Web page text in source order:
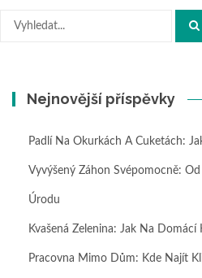
Hledat:
Nejnovější příspěvky
Padlí Na Okurkách A Cuketách:
Vyvýšený Záhon Svépomocně:
Úrodu
Kvašená Zelenina: Jak Na Domácí
Pracovna Mimo Dům: Kde Najít